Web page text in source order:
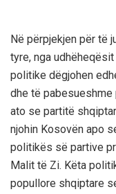
Në përpjekjen për të
tyre, nga
politike dëgjohen
dhe të
ato se partitë
njohin Kosovën apo
politikës së partive
Malit të Zi. Këta
popullore shqiptare